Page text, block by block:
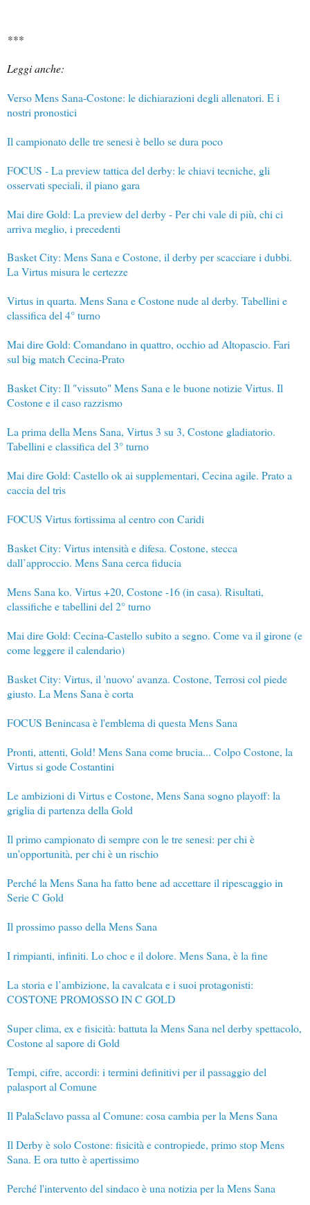
***
Leggi anche:
Verso Mens Sana-Costone: le dichiarazioni degli allenatori. E i
nostri pronostici
Il campionato delle tre senesi è bello se dura poco
FOCUS - La preview tattica del derby: le chiavi tecniche, gli
osservati speciali, il piano gara
Mai dire Gold: La preview del derby - Per chi vale di più, chi ci
arriva meglio, i precedenti
Basket City: Mens Sana e Costone, il derby per scacciare i dubbi.
La Virtus misura le certezze
Virtus in quarta. Mens Sana e Costone nude al derby. Tabellini e
classifica del 4° turno
Mai dire Gold: Comandano in quattro, occhio ad Altopascio. Fari
sul big match Cecina-Prato
Basket City: Il "vissuto" Mens Sana e le buone notizie Virtus. Il
Costone e il caso razzismo
La prima della Mens Sana, Virtus 3 su 3, Costone gladiatorio.
Tabellini e classifica del 3° turno
Mai dire Gold: Castello ok ai supplementari, Cecina agile. Prato a
caccia del tris
FOCUS Virtus fortissima al centro con Caridi
Basket City: Virtus intensità e difesa. Costone, stecca
dall’approccio. Mens Sana cerca fiducia
Mens Sana ko. Virtus +20, Costone -16 (in casa). Risultati,
classifiche e tabellini del 2° turno
Mai dire Gold: Cecina-Castello subito a segno. Come va il girone (e
come leggere il calendario)
Basket City: Virtus, il 'nuovo' avanza. Costone, Terrosi col piede
giusto. La Mens Sana è corta
FOCUS Benincasa è l'emblema di questa Mens Sana
Pronti, attenti, Gold! Mens Sana come brucia... Colpo Costone, la
Virtus si gode Costantini
Le ambizioni di Virtus e Costone, Mens Sana sogno playoff: la
griglia di partenza della Gold
Il primo campionato di sempre con le tre senesi: per chi è
un'opportunità, per chi è un rischio
Perché la Mens Sana ha fatto bene ad accettare il ripescaggio in
Serie C Gold
Il prossimo passo della Mens Sana
I rimpianti, infiniti. Lo choc e il dolore. Mens Sana, è la fine
La storia e l’ambizione, la cavalcata e i suoi protagonisti:
COSTONE PROMOSSO IN C GOLD
Super clima, ex e fisicità: battuta la Mens Sana nel derby spettacolo,
Costone al sapore di Gold
Tempi, cifre, accordi: i termini definitivi per il passaggio del
palasport al Comune
Il PalaSclavo passa al Comune: cosa cambia per la Mens Sana
Il Derby è solo Costone: fisicità e contropiede, primo stop Mens
Sana. E ora tutto è apertissimo
Perché l'intervento del sindaco è una notizia per la Mens Sana